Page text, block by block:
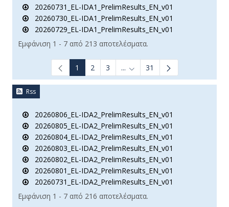
20260731_EL-IDA1_PrelimResults_EN_v01
20260730_EL-IDA1_PrelimResults_EN_v01
20260729_EL-IDA1_PrelimResults_EN_v01
Εμφάνιση 1 - 7 από 213 αποτελέσματα.
1 2 3 ... Ενδιάμεσες σελίδες Use
31
Rss
20260806_EL-IDA2_PrelimResults_EN_v01
20260805_EL-IDA2_PrelimResults_EN_v01
20260804_EL-IDA2_PrelimResults_EN_v01
20260803_EL-IDA2_PrelimResults_EN_v01
20260802_EL-IDA2_PrelimResults_EN_v01
20260801_EL-IDA2_PrelimResults_EN_v01
20260731_EL-IDA2_PrelimResults_EN_v01
Εμφάνιση 1 - 7 από 216 αποτελέσματα.